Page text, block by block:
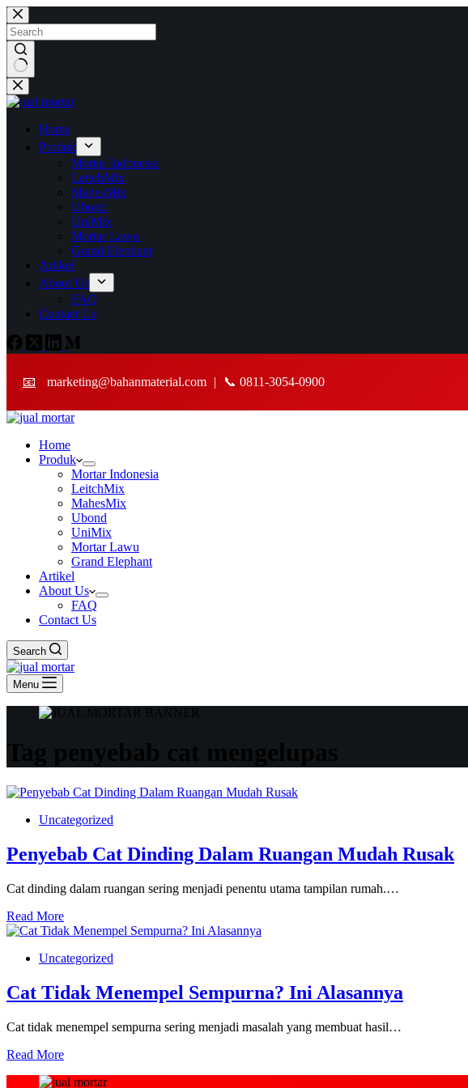
Home
Produk
Mortar Indonesia
LeitchMix
MahesMix
Ubond
UniMix
Mortar Lawu
Grand Elephant
Artikel
About Us
FAQ
Contact Us
📧 marketing@bahanmaterial.com | 📞 0811-3054-0900
Home
Produk
Mortar Indonesia
LeitchMix
MahesMix
Ubond
UniMix
Mortar Lawu
Grand Elephant
Artikel
About Us
FAQ
Contact Us
Search
Menu
Tag penyebab cat mengelupas
Uncategorized
Penyebab Cat Dinding Dalam Ruangan Mudah Rusak
Cat dinding dalam ruangan sering menjadi penentu utama tampilan rumah.…
Read More
Uncategorized
Cat Tidak Menempel Sempurna? Ini Alasannya
Cat tidak menempel sempurna sering menjadi masalah yang membuat hasil…
Read More